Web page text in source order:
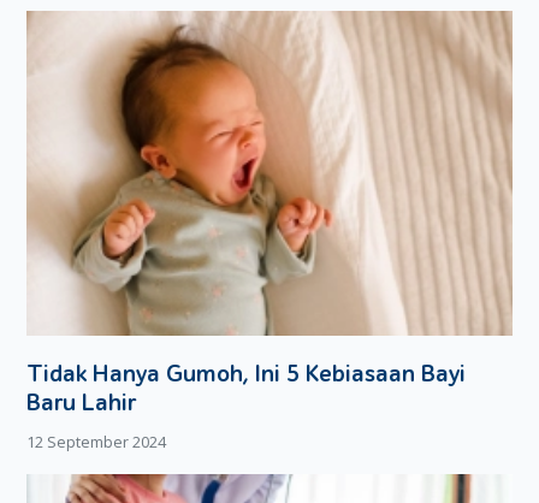
Tidak Hanya Gumoh, Ini 5 Kebiasaan Bayi
Baru Lahir
12 September 2024